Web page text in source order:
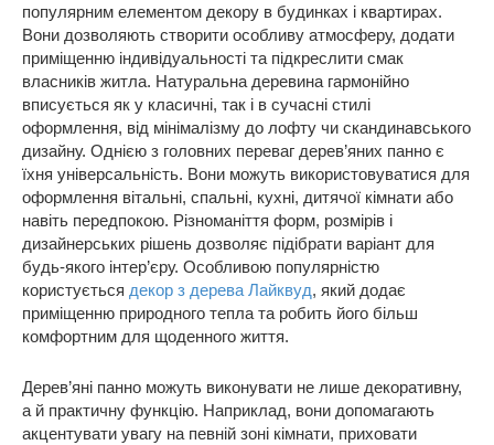
популярним елементом декору в будинках і квартирах.
Вони дозволяють створити особливу атмосферу, додати
приміщенню індивідуальності та підкреслити смак
власників житла. Натуральна деревина гармонійно
вписується як у класичні, так і в сучасні стилі
оформлення, від мінімалізму до лофту чи скандинавського
дизайну. Однією з головних переваг дерев’яних панно є
їхня універсальність. Вони можуть використовуватися для
оформлення вітальні, спальні, кухні, дитячої кімнати або
навіть передпокою. Різноманіття форм, розмірів і
дизайнерських рішень дозволяє підібрати варіант для
будь-якого інтер’єру. Особливою популярністю
користується декор з дерева Лайквуд, який додає
приміщенню природного тепла та робить його більш
комфортним для щоденного життя.
Дерев’яні панно можуть виконувати не лише декоративну,
а й практичну функцію. Наприклад, вони допомагають
акцентувати увагу на певній зоні кімнати, приховати